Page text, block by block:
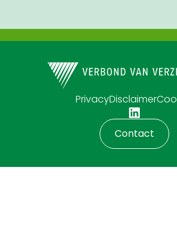
PrivacyDisclaimer
Contact